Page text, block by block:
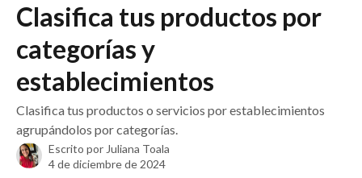
Clasifica tus productos por
categorías y
establecimientos
Clasifica tus productos o servicios por establecimientos
agrupándolos por categorías.
Escrito por Juliana Toala
4 de diciembre de 2024